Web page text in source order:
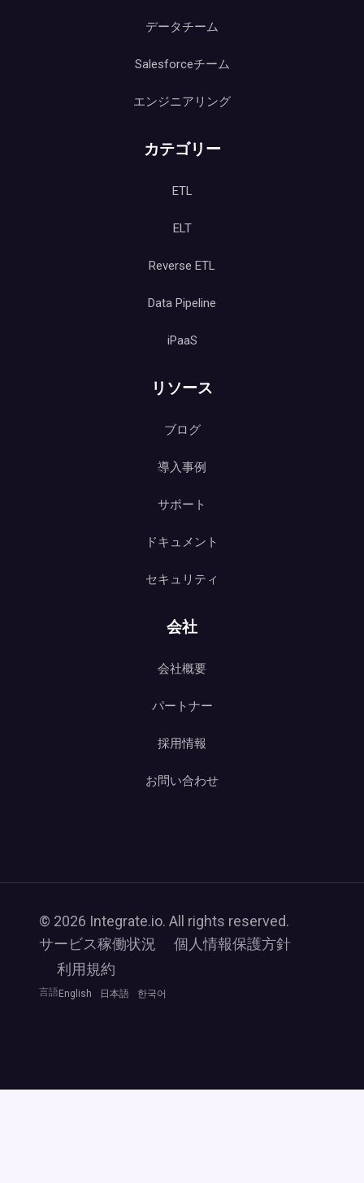
データチーム
Salesforceチーム
エンジニアリング
カテゴリー
ETL
ELT
Reverse ETL
Data Pipeline
iPaaS
リソース
ブログ
導入事例
サポート
ドキュメント
セキュリティ
会社
会社概要
パートナー
採用情報
お問い合わせ
© 2026 Integrate.io. All rights reserved.
サービス稼働状況
個人情報保護方針
利用規約
言語 English 日本語 한국어